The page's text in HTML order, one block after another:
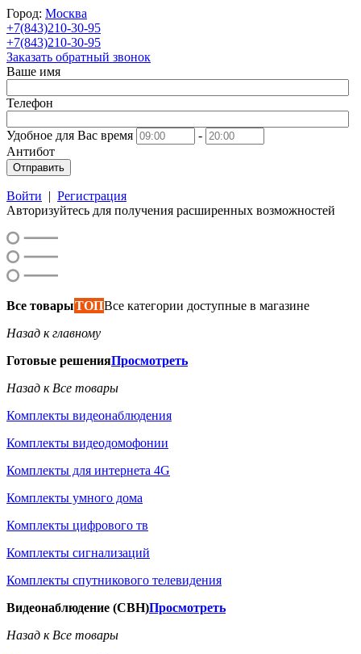
Город: Москва
+7(843)210-30-95
+7(843)210-30-95
Заказать обратный звонок
Ваше имя
Телефон
Удобное для Вас время
-
Антибот
Отправить
Войти | Регистрация
Авторизуйтесь для получения расширенных возможностей
Все товарыТОПВсе категории доступные в магазине
Назад к главному
Готовые решенияПросмотреть
Назад к Все товары
Комплекты видеонаблюдения
Комплекты видеодомофонии
Комплекты для интернета 4G
Комплекты умного дома
Комплекты цифрового тв
Комплекты сигнализаций
Комплекты спутникового телевидения
Видеонаблюдение (СВН)Просмотреть
Назад к Все товары